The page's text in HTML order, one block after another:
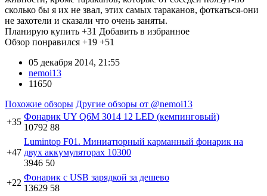
сколько бы я их не звал, этих самых тараканов, фоткаться-они
не захотели и сказали что очень заняты.
Планирую купить +31 Добавить в избранное
Обзор понравился +19 +51
05 декабря 2014, 21:55
nemoi13
11650
Похожие обзоры Другие обзоры от @nemoi13
+35
Фонарик UY Q6M 3014 12 LED (кемпинговый)
10792 88
+47
Lumintop F01. Миниатюрный карманный фонарик на
двух аккумуляторах 10300
3946 50
+22
Фонарик с USB зарядкой за дешево
13629 58